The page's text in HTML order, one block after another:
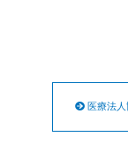
医療法人